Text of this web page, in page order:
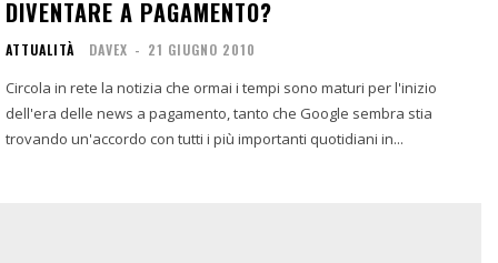
DIVENTARE A PAGAMENTO?
ATTUALITÀ DAVEX - 21 GIUGNO 2010
Circola in rete la notizia che ormai i tempi sono maturi per l'inizio
dell'era delle news a pagamento, tanto che Google sembra stia
trovando un'accordo con tutti i più importanti quotidiani in...